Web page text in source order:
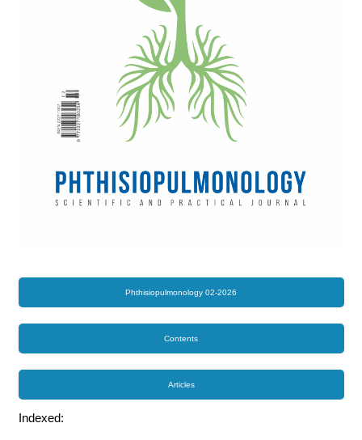
Phthisiopulmonology 02-2026
Contents
Articles
Indexed: